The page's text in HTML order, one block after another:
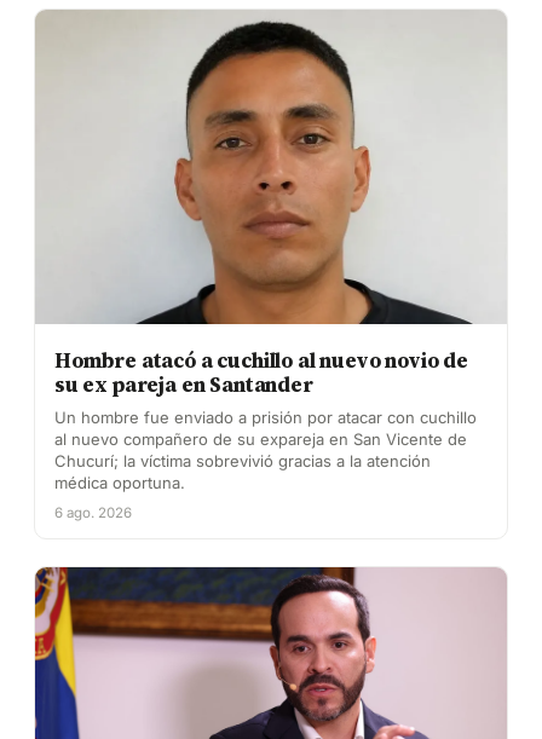
Hombre atacó a cuchillo al nuevo novio de
su ex pareja en Santander
Un hombre fue enviado a prisión por atacar con cuchillo
al nuevo compañero de su expareja en San Vicente de
Chucurí; la víctima sobrevivió gracias a la atención
médica oportuna.
6 ago. 2026